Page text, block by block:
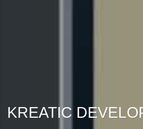
KREATIC